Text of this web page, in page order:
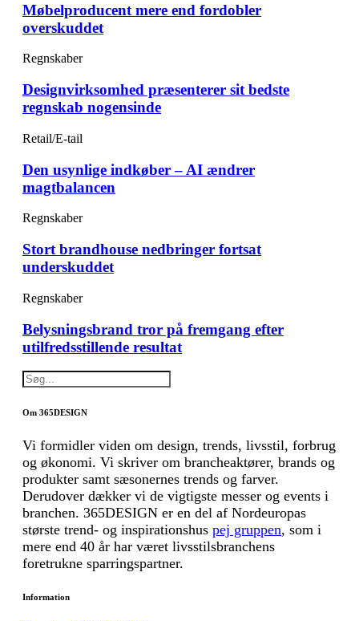
Møbelproducent mere end fordobler
overskuddet
Regnskaber
Designvirksomhed præsenterer sit bedste
regnskab nogensinde
Retail/E-tail
Den usynlige indkøber – AI ændrer
magtbalancen
Regnskaber
Stort brandhouse nedbringer fortsat
underskuddet
Regnskaber
Belysningsbrand tror på fremgang efter
utilfredsstillende resultat
Om 365DESIGN
Vi formidler viden om design, trends, livsstil, forbrug
og økonomi. Vi skriver om brancheaktører, brands og
produkter samt sæsonernes trends og farver.
Derudover dækker vi de vigtigste messer og events i
branchen. 365DESIGN er en del af Nordeuropas
største trend- og inspirationshus pej gruppen, som i
mere end 40 år har været livsstilsbranchens
foretrukne sparringspartner.
Information